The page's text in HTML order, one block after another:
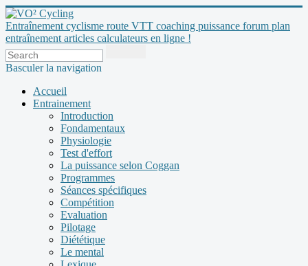
Entraînement cyclisme route VTT coaching puissance forum plan
entraînement articles calculateurs en ligne !
Basculer la navigation
Accueil
Entrainement
Introduction
Fondamentaux
Physiologie
Test d'effort
La puissance selon Coggan
Programmes
Séances spécifiques
Compétition
Evaluation
Pilotage
Diététique
Le mental